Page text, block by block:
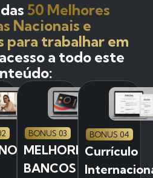
50 Melhores
Nacionais e
para trabalhar em
a todo este
BONUS 03
MELHORES
BANCOS
BONUS 04
Currículo